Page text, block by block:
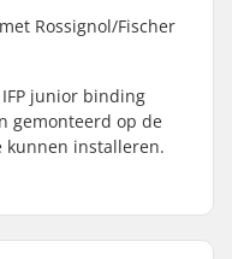
Rossignol/Fischer
junior binding
gemonteerd op de
kunnen installeren.